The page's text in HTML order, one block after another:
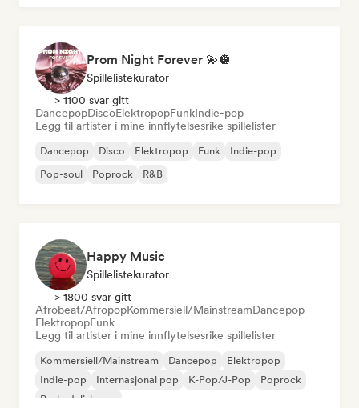
Prom Night Forever 💫🪩
Spillelistekurator
> 1100 svar gitt
DancepopDiscoElektropopFunkIndie-pop
Legg til artister i mine innflytelsesrike spillelister
Dancepop Disco Elektropop Funk
Indie-pop
Pop-soul
Poprock R&B
Happy Music
Spillelistekurator
> 1800 svar gitt
Afrobeat/AfropopKommersiell/MainstreamDancepop
ElektropopFunk
Legg til artister i mine innflytelsesrike spillelister
Kommersiell/Mainstream Dancepop
Elektropop
Indie-pop
Internasjonal pop K-Pop/J-Pop
Poprock
Psykedelisk pop